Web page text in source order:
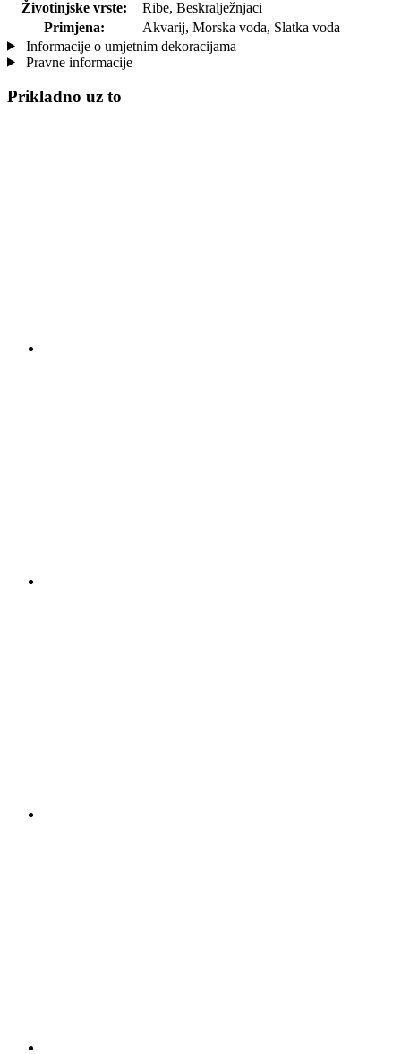
Životinjske vrste:
Ribe, Beskralježnjaci
Primjena:
Akvarij, Morska voda, Slatka voda
Informacije o umjetnim dekoracijama
Pravne informacije
Prikladno uz to